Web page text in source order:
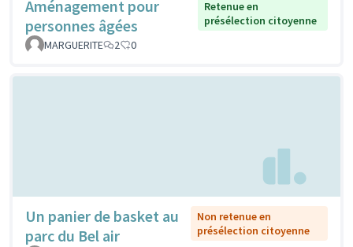
Aménagement pour
personnes âgées
Retenue en
présélection citoyenne
MARGUERITE
2 0
Un panier de basket au
parc du Bel air
Non retenue en
présélection citoyenne